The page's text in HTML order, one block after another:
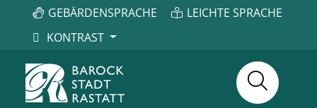
GEBÄRDENSPRACHE
LEICHTE SPRACHE
KONTRAST